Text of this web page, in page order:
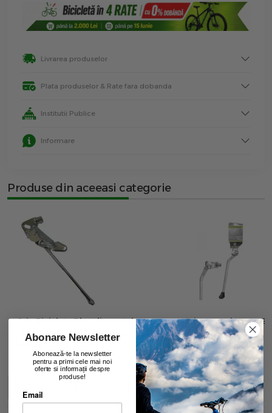
Livrarea produselor
Plata produselor & Rate fara dobanda
Institutii Publice
Informare
Produse din aceeasi categorie
Cric Bicicleta Dhs, din metal cu
blocator - 24 Inch, Argintiu
Cric central Ursus
aluminiu, 255 mm,
1100 lei
Caracteristici Recenzii
Abonare Newsletter
Abonează-te la newsletter
pentru a primi cele mai noi
oferte si informații despre
produse!
Email